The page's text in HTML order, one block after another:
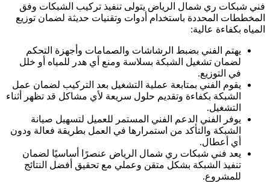
فني شبكات ري شمال الرياض يتولى تنفيذ تركيب الشبكات وفق
المخططات المحددة باستخدام أدوات وتقنيات حديثة لضمان توزيع
المياه بكفاءة عالية:
يهتم الفني بضبط الرشاشات والصمامات وأجهزة التحكم
لضمان تشغيل الشبكة بسلاسة ومنع أي هدر للمياه أو خلل
في التوزيع.
يقوم الفني بمتابعة عملية التشغيل بعد التركيب لضمان عمل
الشبكة بكفاءة وتقديم حلول سريعة لأي مشاكل قد تظهر أثناء
التشغيل.
يوفر الفني الدعم الفني المستمر للعميل لتسهيل صيانة
الشبكة والتأكد من استمرارها في العمل بطريقة فعالة ودون
أي أعطال.
يعد فني شبكات ري شمال الرياض عنصرًا أساسيًا لضمان
تنفيذ الشبكة بشكل متقن وعملي مع تحقيق أفضل النتائج
للمشروع.